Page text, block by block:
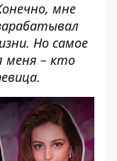
мне
Но самое
меня – кто